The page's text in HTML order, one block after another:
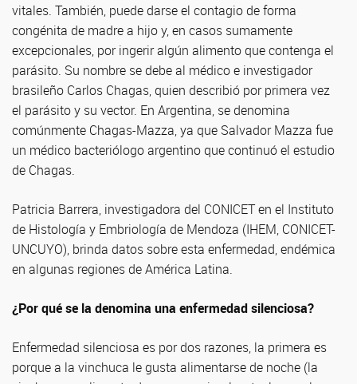
vitales. También, puede darse el contagio de forma
congénita de madre a hijo y, en casos sumamente
excepcionales, por ingerir algún alimento que contenga el
parásito. Su nombre se debe al médico e investigador
brasileño Carlos Chagas, quien describió por primera vez
el parásito y su vector. En Argentina, se denomina
comúnmente Chagas-Mazza, ya que Salvador Mazza fue
un médico bacteriólogo argentino que continuó el estudio
de Chagas.
Patricia Barrera, investigadora del CONICET en el Instituto
de Histología y Embriología de Mendoza (IHEM, CONICET-
UNCUYO), brinda datos sobre esta enfermedad, endémica
en algunas regiones de América Latina.
¿Por qué se la denomina una enfermedad silenciosa?
Enfermedad silenciosa es por dos razones, la primera es
porque a la vinchuca le gusta alimentarse de noche (la